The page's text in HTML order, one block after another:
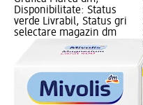
Disponibilitate: Status
verde Livrabil, Status gri
selectare magazin dm